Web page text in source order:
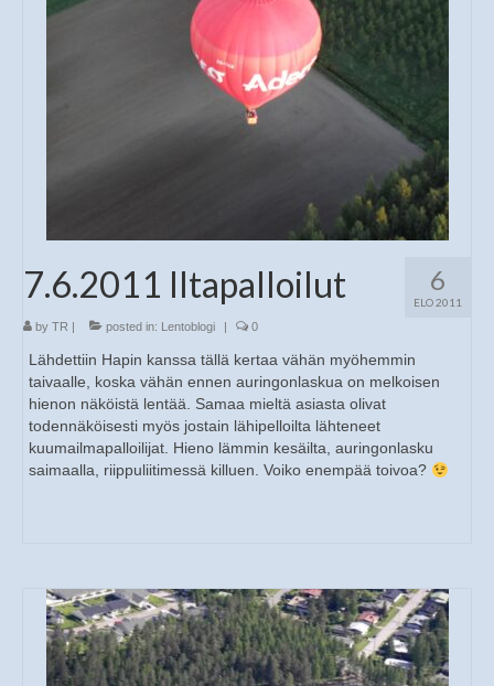
6
ELO 2011
7.6.2011 Iltapalloilut
by TR posted in: Lentoblogi 0
Lähdettiin Hapin kanssa tällä kertaa vähän myöhemmin
taivaalle, koska vähän ennen auringonlaskua on melkoisen
hienon näköistä lentää. Samaa mieltä asiasta olivat
todennäköisesti myös jostain lähipelloilta lähteneet
kuumailmapalloilijat. Hieno lämmin kesäilta, auringonlasku
saimaalla, riippuliitimessä killuen. Voiko enempää toivoa?